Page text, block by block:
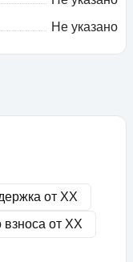
Не указано
от XX
взноса от XX